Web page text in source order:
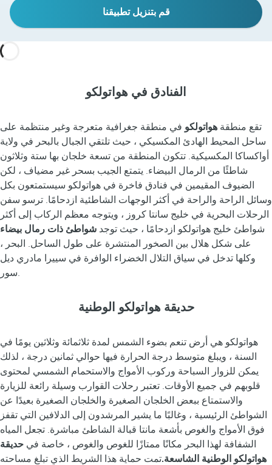
قم بتنزيل تطبيقنا
الفنادق في هواتولكو
تقع منطقة هواتولكو في منطقة جغرافية متعرجة وغير منتظمة على
ساحل المحيط الهادئ المكسيكي ، حيث تلتقي الجبال بالبحر في ولاية
أواكساكا المكسيكية. تتكون المنطقة من تسعة خلجان بها ستة وثلاثون
شاطئًا من الرمال البيضاء. يتمتع الجيب بسحر غير مضياف ، لكن
الضيوف المقيمين في فنادق فاخرة في هواتولكو سيستمتعون بكل
وسائل الراحة والراحة في أكثر الوجهات الشاطئية ازدحامًا. ترسو سفن
الرحلات البحرية في خليج سانتا كروز ، ويتوجه معظم الركاب إلى أكثر
شواطئ خليج هواتولكو ازدحامًا ، حيث توجد شواطئ ذات رمال بيضاء
على شكل هلال بين الصخور المنتشرة على طول الساحل. البحر ،
وكلها تدخل في سياق التلال الخضراء الوافرة في سييرا مادري ديل
سور.
حديقة هواتولكو الوطنية
هواتولكو هي أرض تنعم بضوء الشمس لمدة ثلاثمائة وثلاثين يومًا في
السنة ، ويبلغ متوسط درجة الحرارة فيها حوالي ثمانين درجة ، لذلك
يمكن للزوار السباحة وركوب الأمواج والاستحمام الشمسي لمحتوى
قلوبهم في جميع الأوقات. تعتبر رحلات القوارب وسيلة رائعة للزيارة
والاستمتاع ببعض الخلجان الصغيرة والخلجان الصغيرة بعيدًا عن
الشواطئ الرئيسية ، وغالبًا ما يشير المرشدون إلى الدلافين التي تقفز
فوق الأمواج والغوص بأشعة مانتا قبالة الشاطئ مباشرة. تجعل المياه
الشفافة لهذا البحر مكانًا ممتازًا للغوص والغوص ، خاصة في حديقة
هواتولكو الوطنية الشاسعة.تمت حماية هذا الشريط الذي تبلغ مساحته